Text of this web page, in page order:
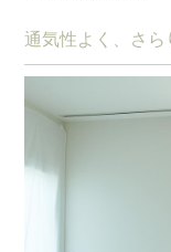
通気性よく、さ